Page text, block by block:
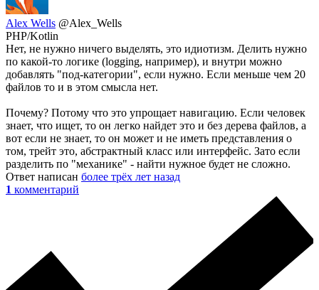
Alex Wells @Alex_Wells
PHP/Kotlin
Нет, не нужно ничего выделять, это идиотизм. Делить нужно
по какой-то логике (logging, например), и внутри можно
добавлять "под-категории", если нужно. Если меньше чем 20
файлов то и в этом смысла нет.
Почему? Потому что это упрощает навигацию. Если человек
знает, что ищет, то он легко найдет это и без дерева файлов, а
вот если не знает, то он может и не иметь представления о
том, трейт это, абстрактный класс или интерфейс. Зато если
разделить по "механике" - найти нужное будет не сложно.
Ответ написан более трёх лет назад
1 комментарий